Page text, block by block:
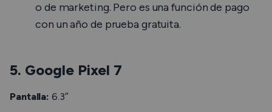
o de marketing. Pero es una función de pago
con un año de prueba gratuita.
5. Google Pixel 7
Pantalla: 6.3″